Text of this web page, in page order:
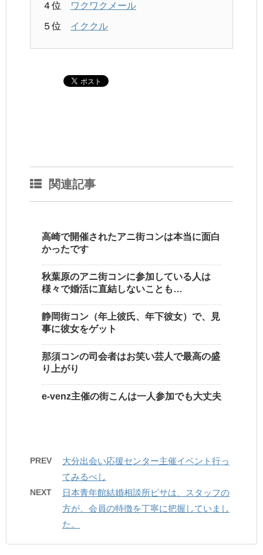
４位 ワクワクメール
５位 イククル
関連記事
高崎で開催されたアニ街コンは本当に面白
かったです
秋葉原のアニ街コンに参加している人は
様々で婚活に直結しないことも…
静岡街コン（年上彼氏、年下彼女）で、見
事に彼女をゲット
那須コンの司会者はお笑い芸人で最高の盛
り上がり
e-venz主催の街こんは一人参加でも大丈夫
PREV
大分出会い応援センター主催イベント行っ
てみるべし
NEXT
日本青年館結婚相談所ピサは、スタッフの
方が、会員の特徴を丁寧に把握していまし
た。